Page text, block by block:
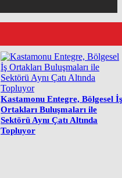
Kastamonu Entegre, Bölgesel İş
Ortakları Buluşmaları ile
Sektörü Aynı Çatı Altında
Topluyor